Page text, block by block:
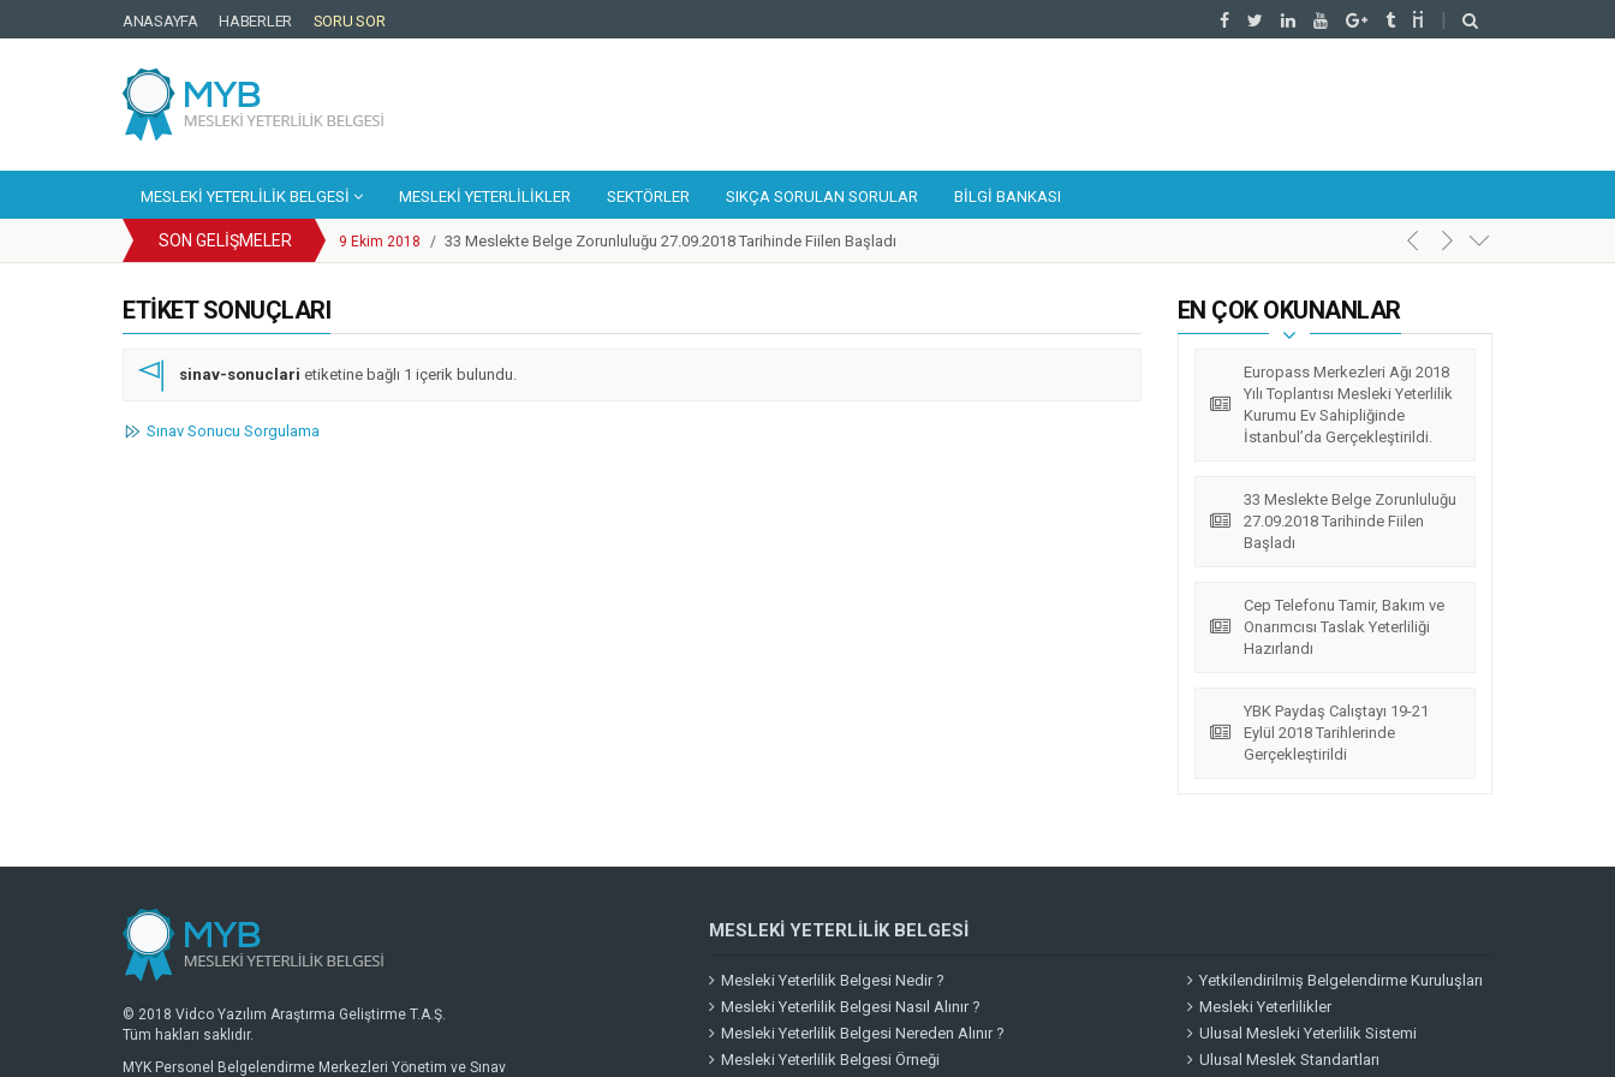
ANASAYFA HABERLER SORU SOR
MESLEKI YETERLILIK BELGESI MESLEKI YETERLILIKLER SEKTÖRLER SIKÇA SORULAN SORULAR BILGI BANKASI
SON GELIŞMELER 9 Ekim 2018 / 33 Meslekte Belge Zorunluluğu 27.09.2018 Tarihinde Fiilen Başladı
25 Eylül 2018 / Türkiye Yeterlilikler Çerçevesi Kurulu 17. Toplantısı Gerçekleştirildi
14 Mayıs 2018 / Motosikletli Kurye Taslak Yeterliliği Hazırlandı
Europass Merkezleri Ağı 2018 Yılı Toplantısı Mesleki Yeterlilik Kurumu Ev Sahipliğinde İstanbul’da Gerçekleştirildi.
ETIKET SONUÇLARI
sinav-sonuclari etiketine bağlı 1 içerik bulundu.
Sınav Sonucu Sorgulama
EN ÇOK OKUNANLAR
Europass Merkezleri Ağı 2018
Yılı Toplantısı Mesleki Yeterlilik
Kurumu Ev Sahipliğinde
İstanbul’da Gerçekleştirildi.
33 Meslekte Belge Zorunluluğu
27.09.2018 Tarihinde Fiilen
Başladı
Cep Telefonu Tamir, Bakım ve
Onarımcısı Taslak Yeterliliği
Hazırlandı
YBK Paydaş Calıştayı 19-21
Eylül 2018 Tarihlerinde
Gerçekleştirildi
© 2018 Vidco Yazılım Araştırma Geliştirme T.A.Ş.
Tüm hakları saklıdır.
MYK Personel Belgelendirme Merkezleri Yönetim ve Sınav
MESLEKI YETERLILIK BELGESI
Mesleki Yeterlilik Belgesi Nedir ?
Mesleki Yeterlilik Belgesi Nasıl Alınır ?
Mesleki Yeterlilik Belgesi Nereden Alınır ?
Mesleki Yeterlilik Belgesi Örneği
Yetkilendirilmiş Belgelendirme Kuruluşları
Mesleki Yeterlilikler
Ulusal Mesleki Yeterlilik Sistemi
Ulusal Meslek Standartları